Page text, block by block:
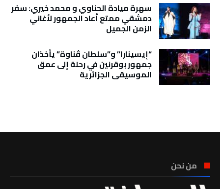
سهرة ميادة الحناوي و محمد خيري: سفر
دمشقي ممتع أعاد الجمهور لأغاني
الزمن الجميل
“إيسينارا” و”سلطان ڤناوة” يأخذان
جمهور بوقرنين في رحلة إلى عمق
الموسيقى الجزائرية
من نحن